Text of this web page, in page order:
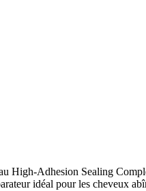
High-Adhesion Sealing
idéal pour les cheveux